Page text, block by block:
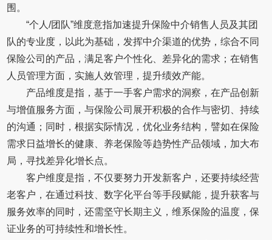
围。
“个人/团队”维度意指加速提升保险中介销售人员及其团
队的专业度，以此为基础，发挥中介渠道的优势，综合不同
保险公司的产品，满足客户个性化、差异化的需求；在销售
人员管理方面，实施人效管理，提升绩效产能。
产品维度是指，基于一手客户需求的洞察，在产品创新
与增值服务方面，与保险公司展开积极的合作与密切、持续
的沟通；同时，根据实际情况，优化业务结构，譬如在保险
需求日益增长的健康、养老保险等趋势性产品领域，加大布
局，寻找差异化增长点。
客户维度是指，不仅要努力开发新客户，还要持续经营
老客户，在通过科技、数字化平台等手段赋能，提升获客与
服务效率的同时，还需坚守长期主义，维系保险的温度，保
证业务的可持续性和增长性。